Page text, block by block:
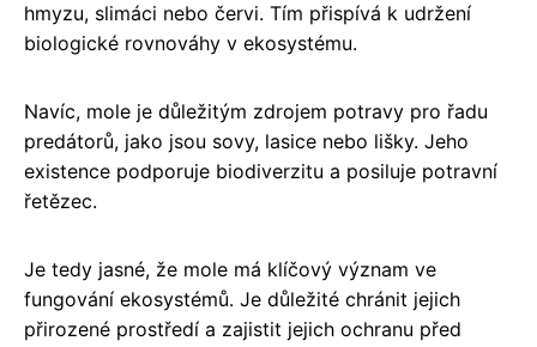
hmyzu, slimáci nebo červi. Tím přispívá k udržení
biologické rovnováhy v ekosystému.
Navíc, mole je důležitým zdrojem potravy pro řadu
predátorů, jako jsou sovy, lasice nebo lišky. Jeho
existence podporuje biodiverzitu a posiluje potravní
řetězec.
Je tedy jasné, že mole má klíčový význam ve
fungování ekosystémů. Je důležité chránit jejich
přirozené prostředí a zajistit jejich ochranu před